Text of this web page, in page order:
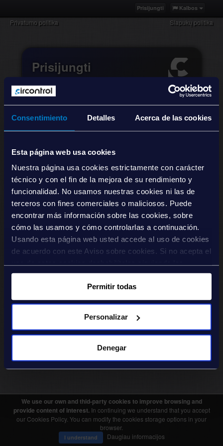
Consentimiento Detalles Acerca de las cookies
Esta página web usa cookies
Nuestra página usa cookies estrictamente con carácter
técnico y con el fin de la mejora de su rendimiento y
funcionalidad. No usamos nuestras cookies ni las de
terceros con fines comerciales o maliciosos. Puede
encontrar más información sobre las cookies, sobre
cómo las usamos y cómo controlarlas a continuación.
Usando esta página web usted accede al uso de cookies
de acuerdo con este Aviso sobre cookies. Si no acepta el
instrucciones que puede leer en este aviso, para que no
puedan almacenarse en su dispositivo.
Permitir todas
Personalizar
Denegar
Kalbos
Prisijungti
Prisijungti
Prisiminti mane
Prisijungti
Pamiršote slaptažodį?
Privatumo politika Slapukų politika
We use our own and thid-party cookies to improve browsing and
provide content of interest. In continuing we understand that you accept
our Cookies Policy. You can modify the cookies storage options in your
browser.
I understand Daugiau informacijos